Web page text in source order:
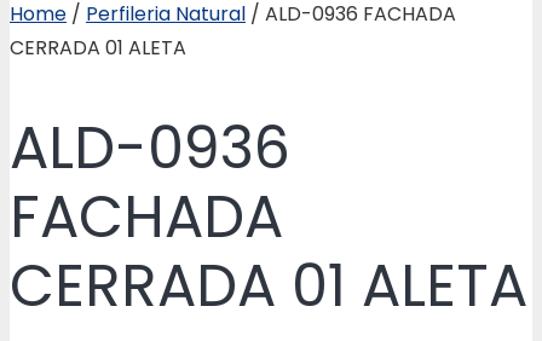
Home / Perfileria Natural / ALD-0936 FACHADA
CERRADA 01 ALETA
ALD-0936
FACHADA
CERRADA 01 ALETA